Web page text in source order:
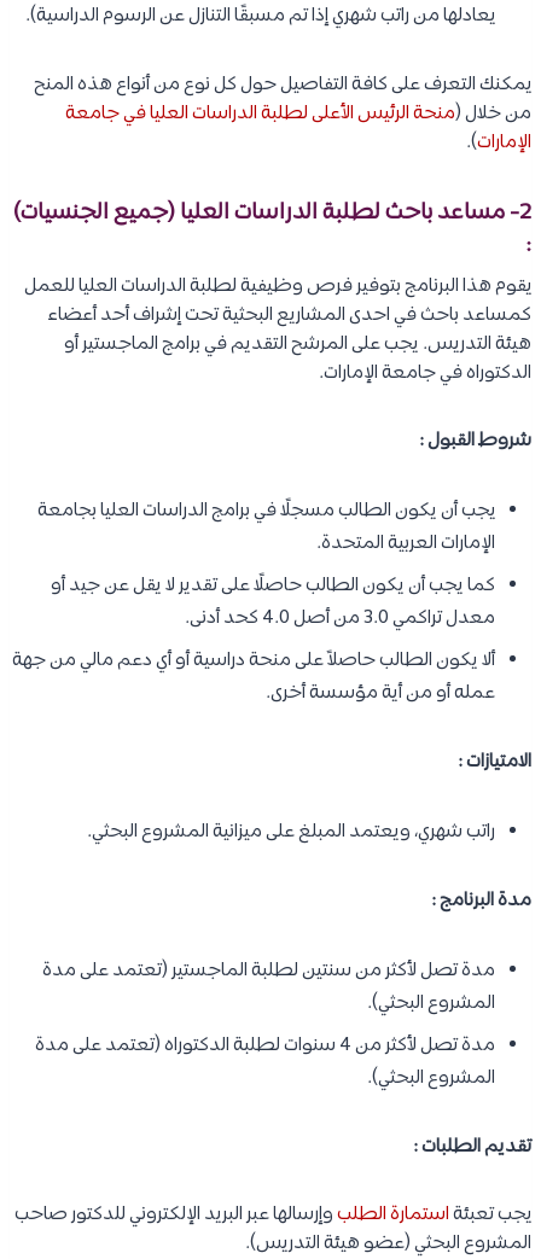
يعادلها من راتب شهري إذا تم مسبقًا التنازل عن الرسوم الدراسية).
يمكنك التعرف على كافة التفاصيل حول كل نوع من أنواع هذه المنح
من خلال (منحة الرئيس الأعلى لطلبة الدراسات العليا في جامعة
الإمارات).
2- مساعد باحث لطلبة الدراسات العليا (جميع الجنسيات)
:
يقوم هذا البرنامج بتوفير فرص وظيفية لطلبة الدراسات العليا للعمل
كمساعد باحث في احدى المشاريع البحثية تحت إشراف أحد أعضاء
هيئة التدريس. يجب على المرشح التقديم في برامج الماجستير أو
الدكتوراه في جامعة الإمارات.
شروط القبول :
يجب أن يكون الطالب مسجلًا في برامج الدراسات العليا بجامعة
الإمارات العربية المتحدة.
كما يجب أن يكون الطالب حاصلًا على تقدير لا يقل عن جيد أو
معدل تراكمي 3.0 من أصل 4.0 كحد أدنى.
ألا يكون الطالب حاصلاً على منحة دراسية أو أي دعم مالي من جهة
عمله أو من أية مؤسسة أخرى.
الامتيازات :
راتب شهري، ويعتمد المبلغ على ميزانية المشروع البحثي.
مدة البرنامج :
مدة تصل لأكثر من سنتين لطلبة الماجستير (تعتمد على مدة
المشروع البحثي).
مدة تصل لأكثر من 4 سنوات لطلبة الدكتوراه (تعتمد على مدة
المشروع البحثي).
تقديم الطلبات :
يجب تعبئةاستمارة الطلبوإرسالها عبر البريد الإلكتروني للدكتور صاحب
المشروع البحثي (عضو هيئة التدريس).